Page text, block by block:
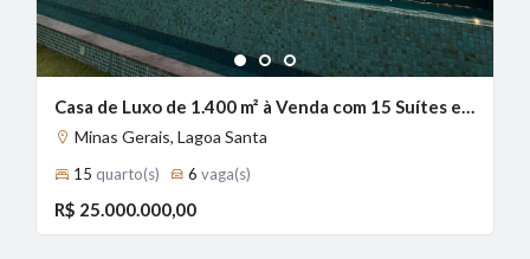
1 2 3
Casa de Luxo de 1.400 m² à Venda com 15 Suítes e Piscina Aquecida no Condomínio Estância das Amendoeiras, Lagoa Santa - MG
Minas Gerais, Lagoa Santa
15 quarto(s) 6 vaga(s)
R$ 25.000.000,00